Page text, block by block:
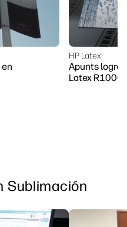
HP Latex
Apunts logra
Latex R1000
Sublimación